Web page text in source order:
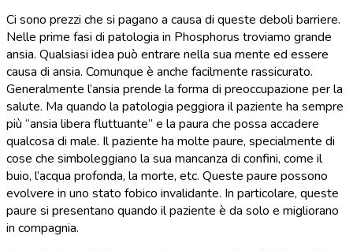
Ci sono prezzi che si pagano a causa di queste deboli barriere.
Nelle prime fasi di patologia in Phosphorus troviamo grande
ansia. Qualsiasi idea può entrare nella sua mente ed essere
causa di ansia. Comunque è anche facilmente rassicurato.
Generalmente l’ansia prende la forma di preoccupazione per la
salute. Ma quando la patologia peggiora il paziente ha sempre
più “ansia libera fluttuante” e la paura che possa accadere
qualcosa di male. Il paziente ha molte paure, specialmente di
cose che simboleggiano la sua mancanza di confini, come il
buio, l’acqua profonda, la morte, etc. Queste paure possono
evolvere in uno stato fobico invalidante. In particolare, queste
paure si presentano quando il paziente è da solo e migliorano
in compagnia.